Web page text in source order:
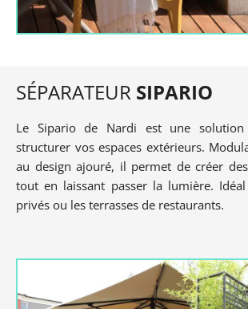
SÉPARATEUR SIPARIO
Le Sipario de Nardi est une
structurer vos espaces extérieurs.
au design ajouré, il permet de créer
tout en laissant passer la lumière.
privés ou les terrasses de restaurants.